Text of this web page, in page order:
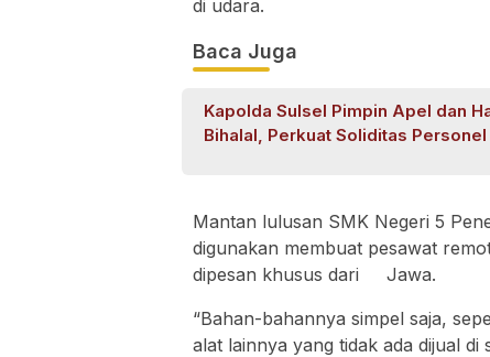
di udara.
Baca Juga
Kapolda Sulsel Pimpin Apel dan
Bihalal, Perkuat Soliditas Personel
Mantan lulusan SMK Negeri 5
digunakan membuat pesawat
dipesan khusus dari Jawa.
“Bahan-bahannya simpel saja,
alat lainnya yang tidak ada dijual